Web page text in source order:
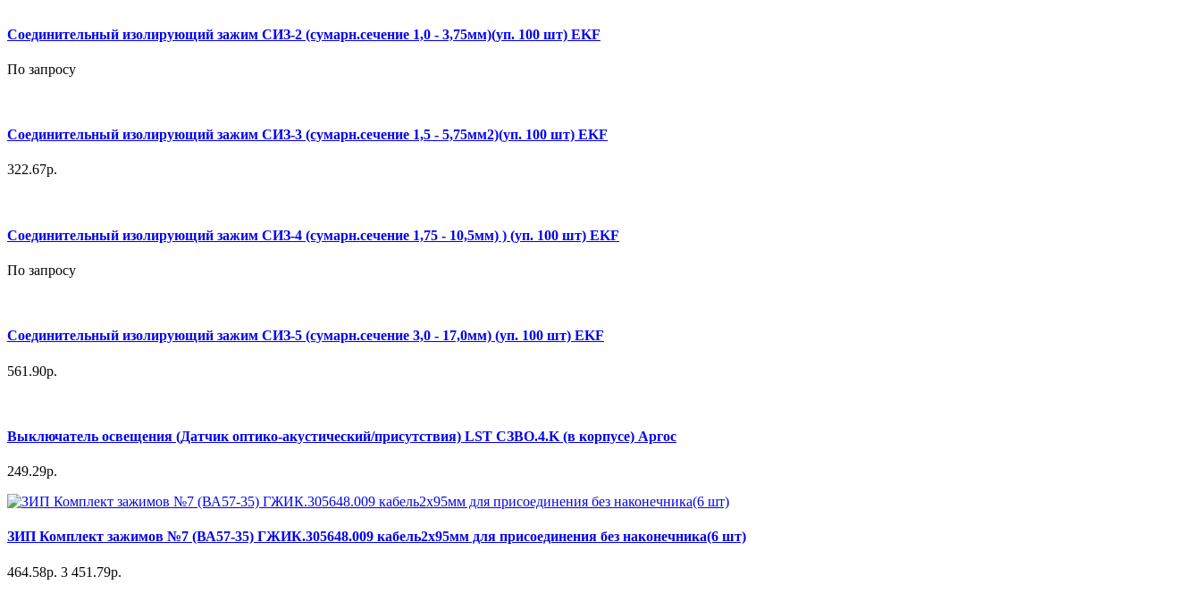
Соединительный изолирующий зажим СИЗ-2 (сумарн.сечение 1,0 - 3,75мм)(уп. 100 шт) EKF
По запросу
Соединительный изолирующий зажим СИЗ-3 (сумарн.сечение 1,5 - 5,75мм2)(уп. 100 шт) EKF
322.67р.
Соединительный изолирующий зажим СИЗ-4 (сумарн.сечение 1,75 - 10,5мм) ) (уп. 100 шт) EKF
По запросу
Соединительный изолирующий зажим СИЗ-5 (сумарн.сечение 3,0 - 17,0мм) (уп. 100 шт) EKF
561.90р.
Выключатель освещения (Датчик оптико-акустический/присутствия) LST СЗВО.4.K (в корпусе) Аргос
249.29р.
ЗИП Комплект зажимов №7 (ВА57-35) ГЖИК.305648.009 кабель2х95мм для присоединения без наконечника(6 шт)
464.58р. 3 451.79р.